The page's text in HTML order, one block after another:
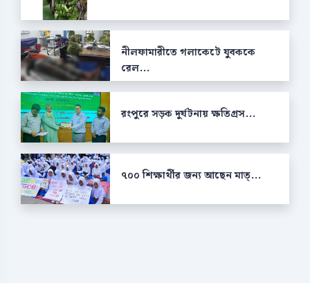
নীলফামারীতে গলাকেটে যুবককে
রেল...
রংপুরে সড়ক দুর্ঘটনায় ক্ষতিগ্রস...
৭০০ শিক্ষার্থীর জন্য আছেন মাত্...